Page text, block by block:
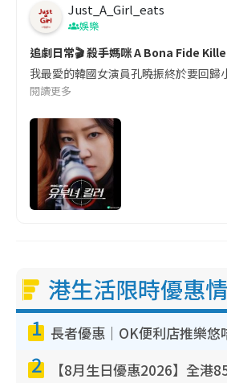
Just_A_Girl_eats
娛樂
追劇日常🎬 殺手媽咪 A Bona Fide
我最愛的韓國女演員孔曉振終於要回
閱讀更多
港生活限時優惠
1
2